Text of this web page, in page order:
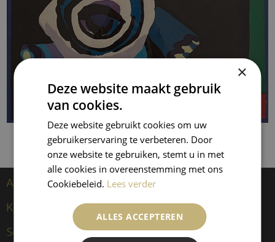
Artiesten
Kees van Dongen
Sculpturen
×
Deze website maakt gebruik
van cookies.
Deze website gebruikt cookies om uw
gebruikerservaring te verbeteren. Door
onze website te gebruiken, stemt u in met
alle cookies in overeenstemming met ons
Cookiebeleid. Lees verder
ALLES ACCEPTEREN